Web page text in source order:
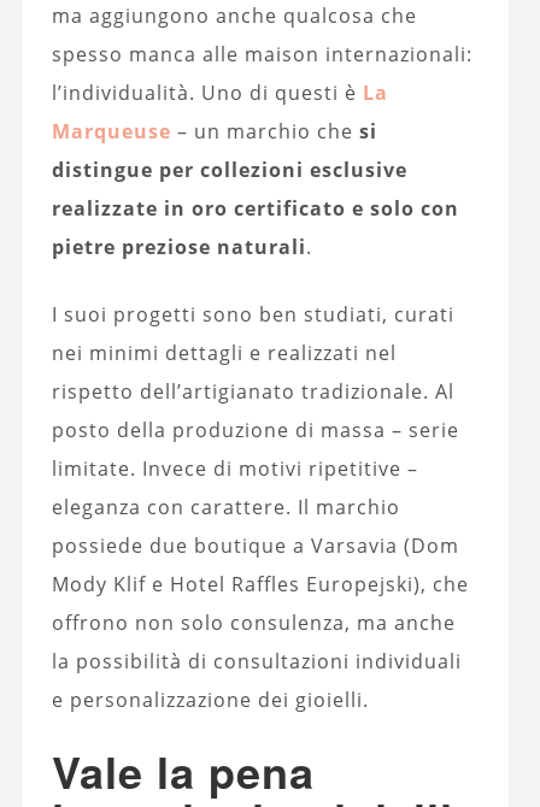
ma aggiungono anche qualcosa che
spesso manca alle maison internazionali:
l’individualità. Uno di questi è La
Marqueuse – un marchio che si
distingue per collezioni esclusive
realizzate in oro certificato e solo con
pietre preziose naturali.
I suoi progetti sono ben studiati, curati
nei minimi dettagli e realizzati nel
rispetto dell’artigianato tradizionale. Al
posto della produzione di massa – serie
limitate. Invece di motivi ripetitive –
eleganza con carattere. Il marchio
possiede due boutique a Varsavia (Dom
Mody Klif e Hotel Raffles Europejski), che
offrono non solo consulenza, ma anche
la possibilità di consultazioni individuali
e personalizzazione dei gioielli.
Vale la pena